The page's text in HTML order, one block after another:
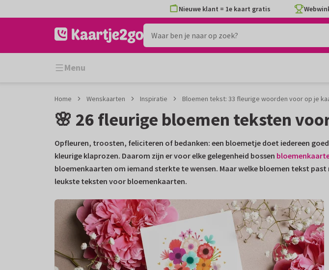
naar
naar
Nieuwe klant = 1e kaart gratis
Menu
Home Wenskaarten Inspiratie Bloemen tekst: 33 fleurige woorden voor op je
🌸 26 fleurige bloemen teksten
Opfleuren, troosten, feliciteren of bedanken: een bloemetje doet iedereen
kleurige klaprozen. Daarom zijn er voor elke gelegenheid bossen
bloemenkaarten om iemand sterkte te wensen. Maar welke bloemen tekst
leukste teksten voor bloemenkaarten.